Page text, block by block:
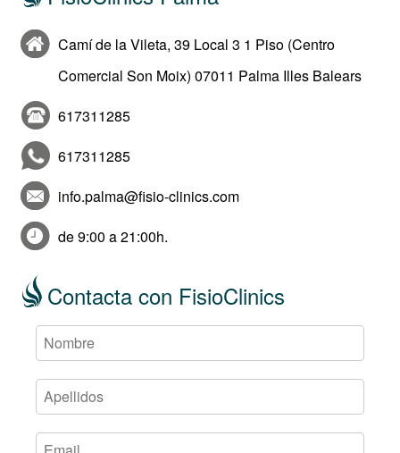
Camí de la Vileta, 39 Local 3 1 Piso (Centro
Comercial Son Moix) 07011 Palma Illes Balears
617311285
617311285
info.palma@fisio-clinics.com
de 9:00 a 21:00h.
Contacta con FisioClinics